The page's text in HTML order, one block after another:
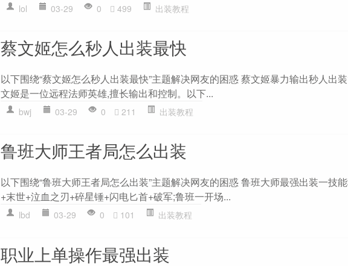
lol 03-29 0 499 出装教程
蔡文姬怎么秒人出装最快
以下围绕“蔡文姬怎么秒人出装最快”主题解决网友的困惑 蔡文姬暴力输出秒人出
文姬是一位远程法师英雄,擅长输出和控制。以下...
bwj 03-29 0 211 出装教程
鲁班大师王者局怎么出装
以下围绕“鲁班大师王者局怎么出装”主题解决网友的困惑 鲁班大师最强出装一技
+末世+泣血之刃+碎星锤+闪电匕首+破军;鲁班一开场...
lbd 03-29 0 101 出装教程
职业上单操作最强出装